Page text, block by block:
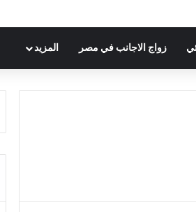
زواج الاجانب في مصر المزيد